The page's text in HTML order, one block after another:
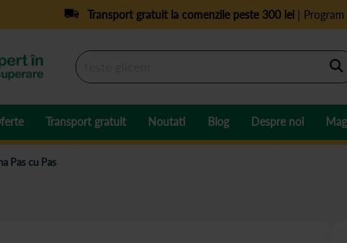
Transport gratuit la comenzile peste 300 lei| Program
Transport gratuit Noutati Blog Despre noi
Pas cu Pas